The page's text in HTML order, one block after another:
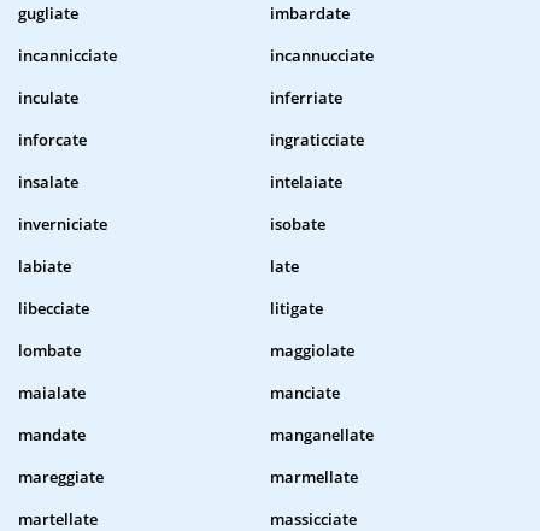
gugliate
imbardate
incannicciate
incannucciate
inculate
inferriate
inforcate
ingraticciate
insalate
intelaiate
inverniciate
isobate
labiate
late
libecciate
litigate
lombate
maggiolate
maialate
manciate
mandate
manganellate
mareggiate
marmellate
martellate
massicciate